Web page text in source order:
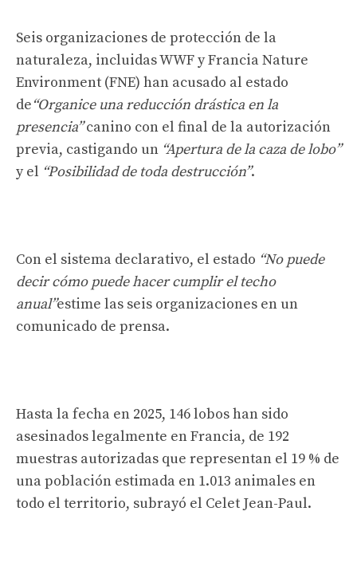
Seis organizaciones de protección de la
naturaleza, incluidas WWF y Francia Nature
Environment (FNE) han acusado al estado
de“Organice una reducción drástica en la
presencia”canino con el final de la autorización
previa, castigando un “Apertura de la caza de lobo”
y el “Posibilidad de toda destrucción”.
Con el sistema declarativo, el estado “No puede
decir cómo puede hacer cumplir el techo
anual”estime las seis organizaciones en un
comunicado de prensa.
Hasta la fecha en 2025, 146 lobos han sido
asesinados legalmente en Francia, de 192
muestras autorizadas que representan el 19 % de
una población estimada en 1.013 animales en
todo el territorio, subrayó el Celet Jean-Paul.